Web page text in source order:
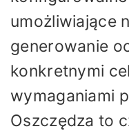
umożliwiające
generowanie
konkretnymi
wymaganiami
Oszczędza to